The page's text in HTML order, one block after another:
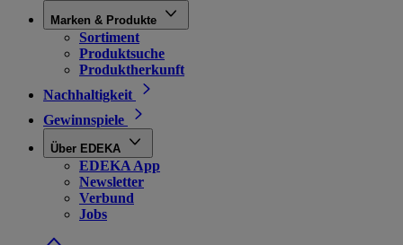
Marken & Produkte
Sortiment
Produktsuche
Produktherkunft
Nachhaltigkeit
Gewinnspiele
Über EDEKA
EDEKA App
Newsletter
Verbund
Jobs